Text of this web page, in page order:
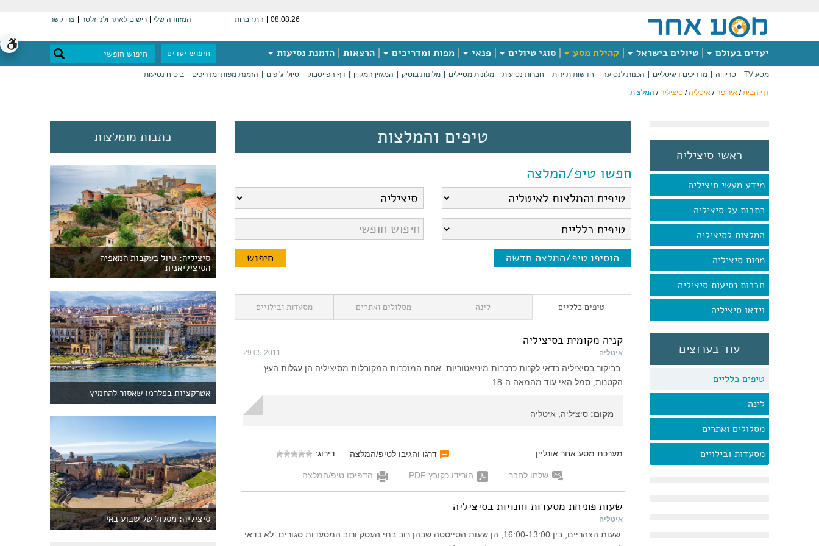
08.08.26 התחברות המזוודה שלי רישום לאתר ולניוזלטר צרו קשר
יעדים בעולם טיולים בישראל קהילת מסע סוגי טיולים פנאי מפות ומדריכים הרצאות הזמנת נסיעות חיפוש יעדים
מסע TV טריוויה מדריכים דיגיטליים הכנות לנסיעה חדשות תיירות חברות נסיעות מלונות מטיילים מלונות בוטיק המגזין המקוון דף הפייסבוק טיולי ג'יפים הזמנת מפות ומדריכים ביטוח נסיעות
דף הבית/ אירופה/ איטליה/ סיציליה/ המלצות
ראשי סיציליה
מידע מעשי סיציליה
כתבות על סיציליה
המלצות לסיציליה
מפות סיציליה
חברות נסיעות סיציליה
וידאו סיציליה
עוד בערוצים
טיפים כלליים
לינה
מסלולים ואתרים
מסעדות ובילויים
טיפים והמלצות
חפשו טיפ/המלצה
הוסיפו טיפ/המלצה חדשה
טיפים כלליים לינה מסלולים ואתרים מסעדות ובילויים
קניה מקומית בסיציליה
איטליה 29.05.2011
בביקור בסיציליה כדאי לקנות כרכרות מיניאטוריות. אחת המזכרות המקובלות מסיציליה הן עגלות העץ
הקטנות, סמל האי עוד מהמאה ה-18.
מקום: סיציליה, איטליה
מערכת מסע אחר אונליין דרגו והגיבו לטיפ/המלצה דירוג:
שלחו לחבר הורידו כקובץ PDF הדפיסו טיפ/המלצה
שעות פתיחת מסעדות וחנויות בסיציליה
איטליה
שעות הצהריים, בין 16:00-13:00, הן שעות הסייסטה שבהן רוב בתי העסק ורוב המסעדות סגורים. לא כדאי
כתבות מומלצות
סיציליה: טיול בעקבות המאפיה
הסיציליאנית
אטרקציות בפלרמו שאסור להחמיץ
סיציליה: מסלול של שבוע באי